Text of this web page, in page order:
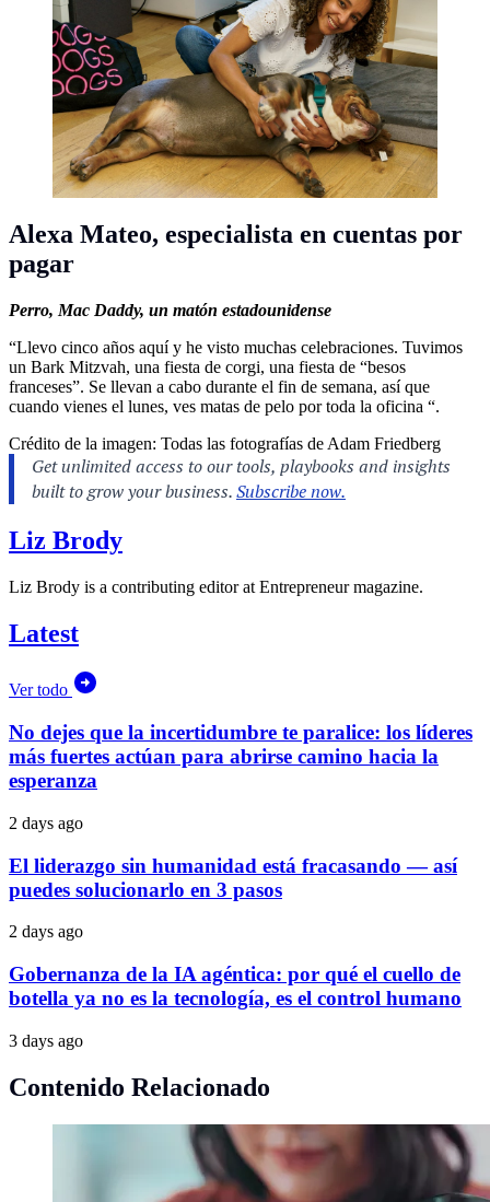
Alexa Mateo, especialista en cuentas por
pagar
Perro, Mac Daddy, un matón estadounidense
“Llevo cinco años aquí y he visto muchas celebraciones. Tuvimos
un Bark Mitzvah, una fiesta de corgi, una fiesta de “besos
franceses”. Se llevan a cabo durante el fin de semana, así que
cuando vienes el lunes, ves matas de pelo por toda la oficina “.
Crédito de la imagen: Todas las fotografías de Adam Friedberg
Liz Brody
Liz Brody is a contributing editor at Entrepreneur magazine.
Latest
Ver todo
No dejes que la incertidumbre te paralice: los líderes
más fuertes actúan para abrirse camino hacia la
esperanza
2 days ago
El liderazgo sin humanidad está fracasando — así
puedes solucionarlo en 3 pasos
2 days ago
Gobernanza de la IA agéntica: por qué el cuello de
botella ya no es la tecnología, es el control humano
3 days ago
Contenido Relacionado